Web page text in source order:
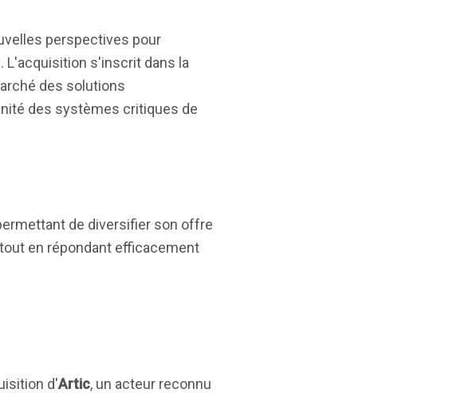
perspectives pour
L'acquisition s'inscrit dans la
des solutions
des systèmes critiques de
de diversifier son offre
en répondant efficacement
d'Artic, un acteur reconnu